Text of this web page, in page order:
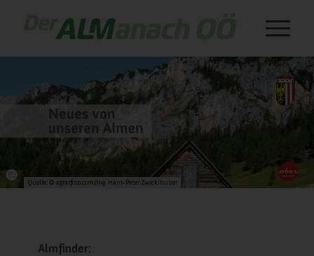
Quelle: © agrarfoto.com/Ing. Hans-Peter Zwicklhuber
Almfinder: